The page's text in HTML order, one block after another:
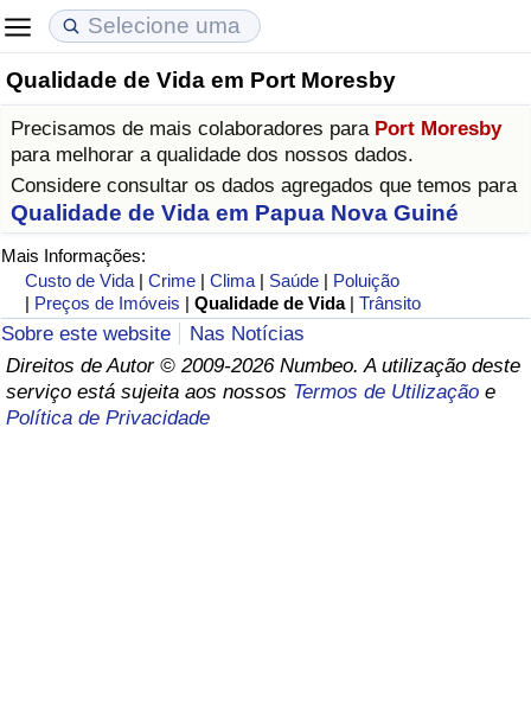
Qualidade de Vida em Port Moresby
Precisamos de mais colaboradores para Port Moresby
para melhorar a qualidade dos nossos dados.
Considere consultar os dados agregados que temos para
Qualidade de Vida em Papua Nova Guiné
Mais Informações:
Custo de Vida |Crime |Clima | Saúde | Poluição
| Preços de Imóveis |Qualidade de Vida |Trânsito
Sobre este website
Nas Notícias
Direitos de Autor © 2009-2026 Numbeo. A utilização deste
serviço está sujeita aos nossos Termos de Utilização e
Política de Privacidade
Custo de Vida
Indicador de Custo de Vida (Atual)
Indicador de Custo de Vida
Indicador de Custo de Vida Por País
em Aqaba
Preços de Imóveis
Indicador de Preços de Imóveis (Atual)
Indicador de Preços de Imóveis
Indicador de Preços de Imóveis por País
Qualidade de Vida
Indicador de Qualidade de Vida
Indicador de Qualidade de Vida (Atual)
Índice de qualidade de vida por país
Crime
Taxa do Indicador de Crime (Atual)